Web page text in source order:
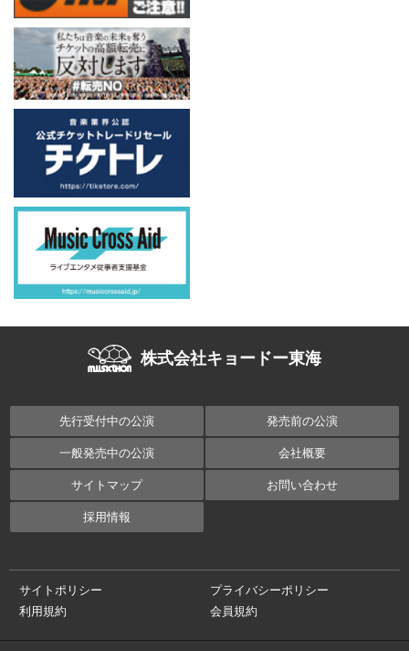
株式会社キョードー東海
先行受付中の公演 発売前の公演
一般発売中の公演 会社概要
サイトマップ お問い合わせ
採用情報
サイトポリシー
プライバシーポリシー
利用規約
会員規約